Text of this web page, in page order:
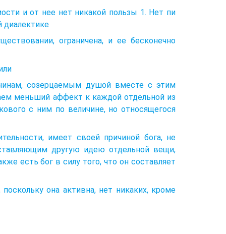
и от нее нет никакой пользы 1. Нет пи
диалектике
ограничена, и ее бесконечно
созерцаемым душой вместе с этим
меньший аффект к каждой отдельной из
с ним по величине, но относящегося
имеет своей причиной бога, не
другую идею отдельной вещи,
есть бог в силу того, что он составляет
она активна, нет никаких, кроме